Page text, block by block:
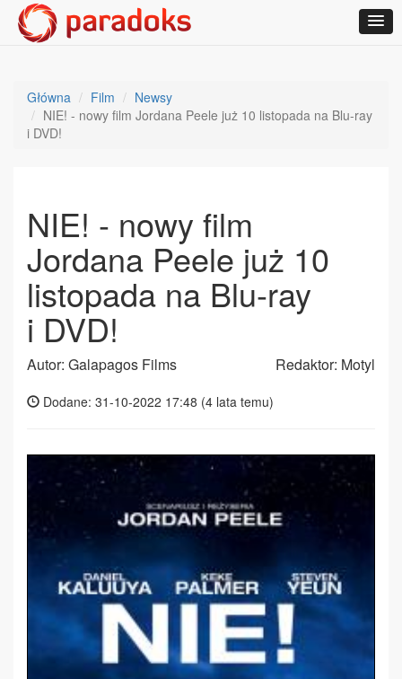
Główna Film
Newsy
NIE! - nowy film Jordana Peele już 10 listopada na Blu-ray
i DVD!
NIE! - nowy film
Jordana Peele już 10
listopada na Blu-ray
i DVD!
Autor: Galapagos Films Redaktor: Motyl
Dodane: 31-10-2022 17:48 (4 lata temu)